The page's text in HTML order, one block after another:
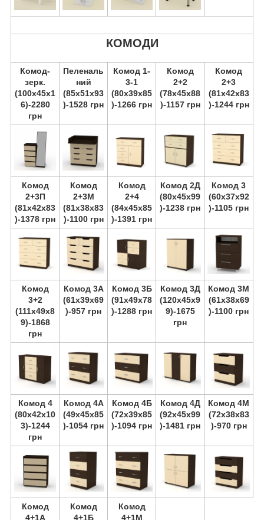
КОМОДИ
Комод-
зерк.
(100х45х1
6)-2280
грн
Пеленаль
ний
(85х51х93
)-1528 грн
Комод 1-
3-1
(80х39х85
)-1266 грн
Комод
2+2
(78х45х88
)-1157 грн
Комод
2+3
(81х42х83
)-1244 грн
Комод
2+3П
(81х42х83
)-1378 грн
Комод
2+3М
(81х38х83
)-1100 грн
Комод
2+4
(84х45х85
)-1391 грн
Комод 2Д
(80х45х99
)-1238 грн
Комод 3
(60х37х92
)-1105 грн
Комод
3+2
(111х49х8
9)-1868
грн
Комод 3А
(61х39х69
)-957 грн
Комод 3Б
(91х49х78
)-1288 грн
Комод 3Д
(120х45х9
9)-1675
грн
Комод 3М
(61х38х69
)-1100 грн
Комод 4
(80х42х10
3)-1244
грн
Комод 4А
(49х45х85
)-1054 грн
Комод 4Б
(72х39х85
)-1094 грн
Комод 4Д
(92х45х99
)-1481 грн
Комод 4М
(72х38х83
)-970 грн
Комод
4+1А
Комод
4+1Б
Комод
4+1М